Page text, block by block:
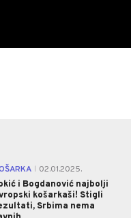
02.01.2025.
i Bogdanović najbolji
košarkaši! Stigli
Srbima nema